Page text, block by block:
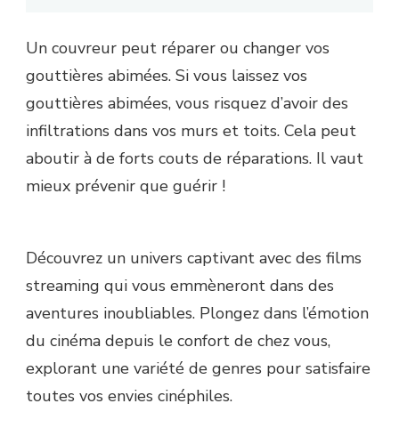
Un couvreur peut réparer ou changer vos
gouttières abimées. Si vous laissez vos
gouttières abimées, vous risquez d’avoir des
infiltrations dans vos murs et toits. Cela peut
aboutir à de forts couts de réparations. Il vaut
mieux prévenir que guérir !
Découvrez un univers captivant avec des films
streaming qui vous emmèneront dans des
aventures inoubliables. Plongez dans l’émotion
du cinéma depuis le confort de chez vous,
explorant une variété de genres pour satisfaire
toutes vos envies cinéphiles.